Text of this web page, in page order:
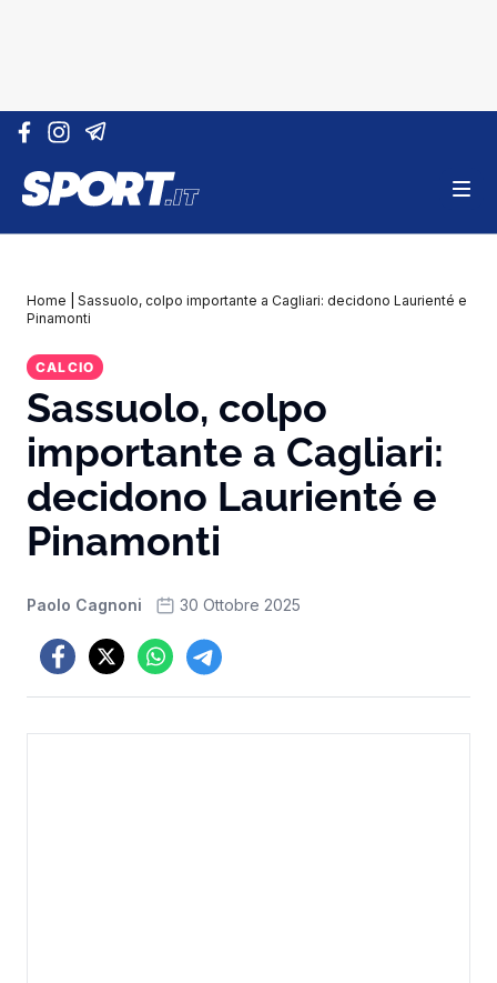
Vai al contenuto
Home
Sassuolo, colpo importante a Cagliari: decidono Laurienté e
Pinamonti
CALCIO
Sassuolo, colpo
importante a Cagliari:
decidono Laurienté e
Pinamonti
Paolo Cagnoni 30 Ottobre 2025